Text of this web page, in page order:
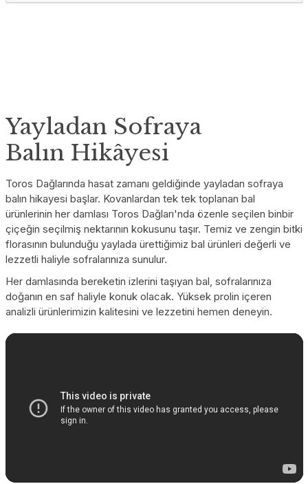
Yayladan Sofraya
Balın Hikâyesi
Toros Dağlarında hasat zamanı geldiğinde yayladan sofraya
balın hikayesi başlar. Kovanlardan tek tek toplanan bal
ürünlerinin her damlası Toros Dağları'nda özenle seçilen binbir
çiçeğin seçilmiş nektarının kokusunu taşır. Temiz ve zengin bitki
florasının bulunduğu yaylada ürettiğimiz bal ürünleri değerli ve
lezzetli haliyle sofralarınıza sunulur.
Her damlasında bereketin izlerini taşıyan bal, sofralarınıza
doğanın en saf haliyle konuk olacak. Yüksek prolin içeren
analizli ürünlerimizin kalitesini ve lezzetini hemen deneyin.